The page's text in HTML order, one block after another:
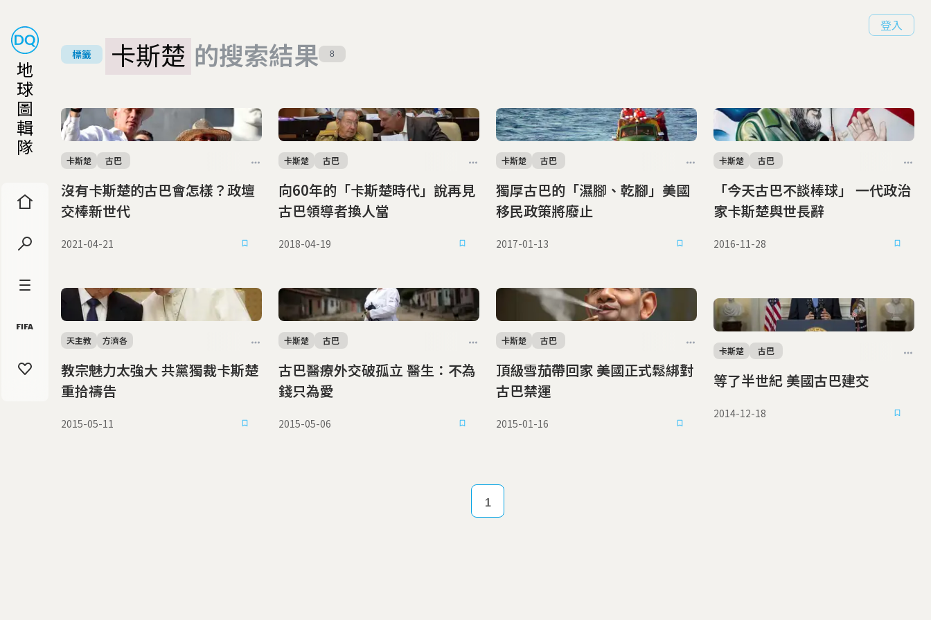
地
球
圖
輯
隊
登入
標籤 卡斯楚 的搜索結果 8
沒有卡斯楚的古巴會怎樣？政壇
交棒新世代
卡斯楚 古巴
2021-04-21
向60年的「卡斯楚時代」說再見
古巴領導者換人當
卡斯楚 古巴
2018-04-19
獨厚古巴的「濕腳、乾腳」美國
移民政策將廢止
卡斯楚 古巴
2017-01-13
「今天古巴不談棒球」 一代政治
家卡斯楚與世長辭
卡斯楚 古巴
2016-11-28
教宗魅力太強大 共黨獨裁卡斯楚
重拾禱告
天主教 方濟各
2015-05-11
古巴醫療外交破孤立 醫生：不為
錢只為愛
卡斯楚 古巴
2015-05-06
頂級雪茄帶回家 美國正式鬆綁對
古巴禁運
卡斯楚 古巴
2015-01-16
等了半世紀 美國古巴建交
卡斯楚 古巴
2014-12-18
1